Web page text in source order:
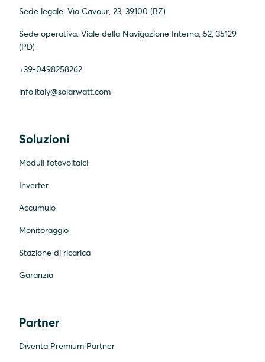
Sede legale: Via Cavour, 23, 39100 (BZ)
Sede operativa: Viale della Navigazione Interna, 52, 35129
(PD)
+39-0498258262
info.italy@solarwatt.com
Soluzioni
Moduli fotovoltaici
Inverter
Accumulo
Monitoraggio
Stazione di ricarica
Garanzia
Partner
Diventa Premium Partner